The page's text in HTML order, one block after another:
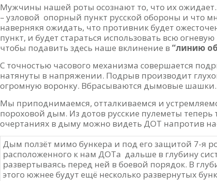
Мужчины нашей роты осознают то, что их
– узловой опорный пункт русской обороны и что
навернякя ожидать, что противник будет
пункт, и будет стараться использовать всю
чтобы подавить здесь наше вклинение в “линию
С точностью часового механизма совершается
натянуты в напряжении. Подрыв производит
огромную воронку. Вбрасываются дымовые шашки.
Мы приподнимаемся, отталкиваемся и
пороховой дым. Из дотов русские пулеметы
очертаниях в дыму можно видеть ДОТ напротив
Дым ползёт мимо бункера и под его защитой 7-я
расположенного к нам ДОТа дальше в глубину
развертываясь перед ней в боевой порядок. В
этого южнее будут ещё несколько развернутых